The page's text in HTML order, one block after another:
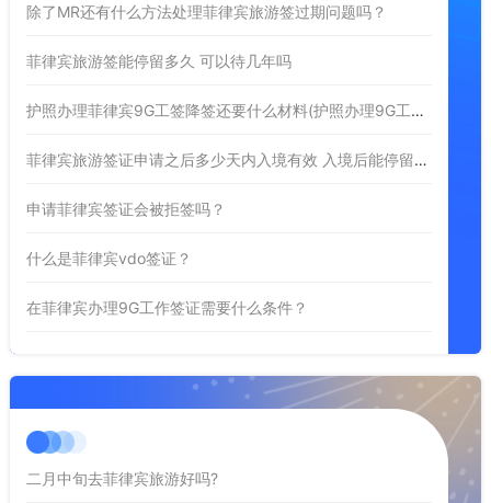
除了MR还有什么方法处理菲律宾旅游签过期问题吗？
菲律宾旅游签能停留多久 可以待几年吗
护照办理菲律宾9G工签降签还要什么材料(护照办理9G工签降签)
菲律宾旅游签证申请之后多少天内入境有效 入境后能停留多久
申请菲律宾签证会被拒签吗？
什么是菲律宾vdo签证？
在菲律宾办理9G工作签证需要什么条件？
二月中旬去菲律宾旅游好吗?